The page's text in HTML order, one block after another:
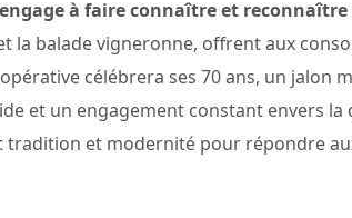
à faire connaître et
et la balade vigneronne, offrent aux
célébrera ses 70 ans, un
et un engagement constant envers
tradition et modernité pour répondre